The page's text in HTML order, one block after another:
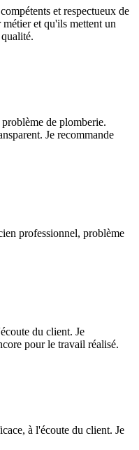
et respectueux de
et qu'ils mettent un
de plomberie.
Je recommande
professionnel, problème
du client. Je
pour le travail réalisé.
à l'écoute du client. Je